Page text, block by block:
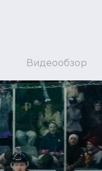
Видеообзор